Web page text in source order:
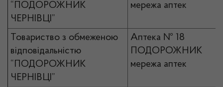
“ПОДОРОЖНИК
ЧЕРНІВЦІ”
мережа аптек
Товариство з обмеженою
відповідальністю
“ПОДОРОЖНИК
ЧЕРНІВЦІ”
Аптека № 18
ПОДОРОЖНИК
мережа аптек